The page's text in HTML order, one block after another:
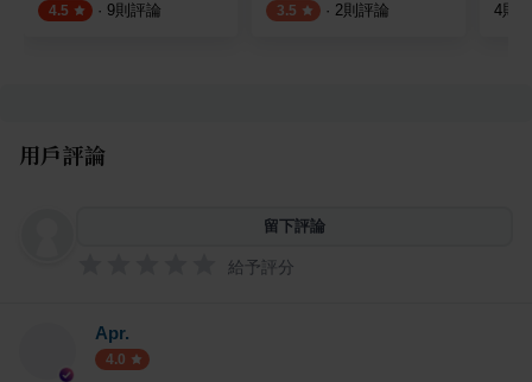
4.5 · 9則評論 3.5 · 2則評論 4則
用戶評論
留下評論
給予評分
Apr.
4.0